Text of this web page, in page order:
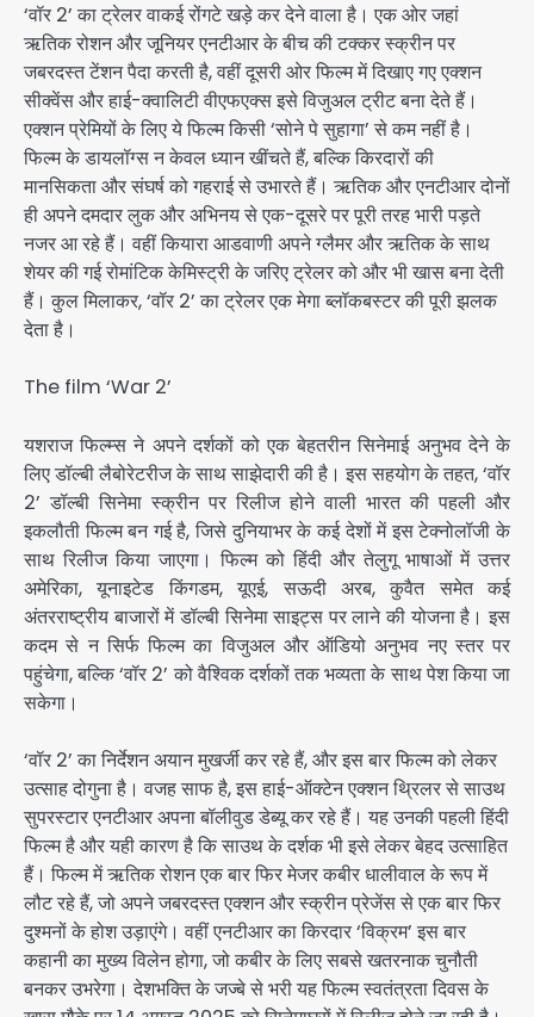
‘वॉर 2’ का ट्रेलर वाकई रोंगटे खड़े कर देने वाला है। एक ओर जहां
ऋतिक रोशन और जूनियर एनटीआर के बीच की टक्कर स्क्रीन पर
जबरदस्त टेंशन पैदा करती है, वहीं दूसरी ओर फिल्म में दिखाए गए एक्शन
सीक्वेंस और हाई-क्वालिटी वीएफएक्स इसे विजुअल ट्रीट बना देते हैं।
एक्शन प्रेमियों के लिए ये फिल्म किसी ‘सोने पे सुहागा’ से कम नहीं है।
फिल्म के डायलॉग्स न केवल ध्यान खींचते हैं, बल्कि किरदारों की
मानसिकता और संघर्ष को गहराई से उभारते हैं। ऋतिक और एनटीआर दोनों
ही अपने दमदार लुक और अभिनय से एक-दूसरे पर पूरी तरह भारी पड़ते
नजर आ रहे हैं। वहीं कियारा आडवाणी अपने ग्लैमर और ऋतिक के साथ
शेयर की गई रोमांटिक केमिस्ट्री के जरिए ट्रेलर को और भी खास बना देती
हैं। कुल मिलाकर, ‘वॉर 2’ का ट्रेलर एक मेगा ब्लॉकबस्टर की पूरी झलक
देता है।
The film ‘War 2’
यशराज फिल्म्स ने अपने दर्शकों को एक बेहतरीन सिनेमाई अनुभव देने के
लिए डॉल्बी लैबोरेटरीज के साथ साझेदारी की है। इस सहयोग के तहत, ‘वॉर
2’ डॉल्बी सिनेमा स्क्रीन पर रिलीज होने वाली भारत की पहली और
इकलौती फिल्म बन गई है, जिसे दुनियाभर के कई देशों में इस टेक्नोलॉजी के
साथ रिलीज किया जाएगा। फिल्म को हिंदी और तेलुगू भाषाओं में उत्तर
अमेरिका, यूनाइटेड किंगडम, यूएई, सऊदी अरब, कुवैत समेत कई
अंतरराष्ट्रीय बाजारों में डॉल्बी सिनेमा साइट्स पर लाने की योजना है। इस
कदम से न सिर्फ फिल्म का विजुअल और ऑडियो अनुभव नए स्तर पर
पहुंचेगा, बल्कि ‘वॉर 2’ को वैश्विक दर्शकों तक भव्यता के साथ पेश किया जा
सकेगा।
‘वॉर 2’ का निर्देशन अयान मुखर्जी कर रहे हैं, और इस बार फिल्म को लेकर
उत्साह दोगुना है। वजह साफ है, इस हाई-ऑक्टेन एक्शन थ्रिलर से साउथ
सुपरस्टार एनटीआर अपना बॉलीवुड डेब्यू कर रहे हैं। यह उनकी पहली हिंदी
फिल्म है और यही कारण है कि साउथ के दर्शक भी इसे लेकर बेहद उत्साहित
हैं। फिल्म में ऋतिक रोशन एक बार फिर मेजर कबीर धालीवाल के रूप में
लौट रहे हैं, जो अपने जबरदस्त एक्शन और स्क्रीन प्रेजेंस से एक बार फिर
दुश्मनों के होश उड़ाएंगे। वहीं एनटीआर का किरदार ‘विक्रम’ इस बार
कहानी का मुख्य विलेन होगा, जो कबीर के लिए सबसे खतरनाक चुनौती
बनकर उभरेगा। देशभक्ति के जज्बे से भरी यह फिल्म स्वतंत्रता दिवस के